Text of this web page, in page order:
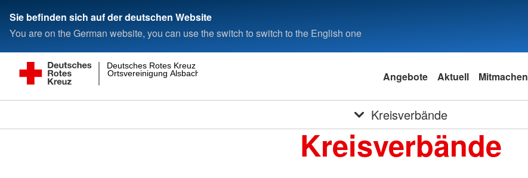
Sie befinden sich auf der deutschen Website
You are on the German website, you can use the switch to switch to the English one
Ortsvereinigung Alsbach
Deutsches Rotes Kreuz
Angebote Aktuell Mitmachen
Kreisverbände
Kreisverbände